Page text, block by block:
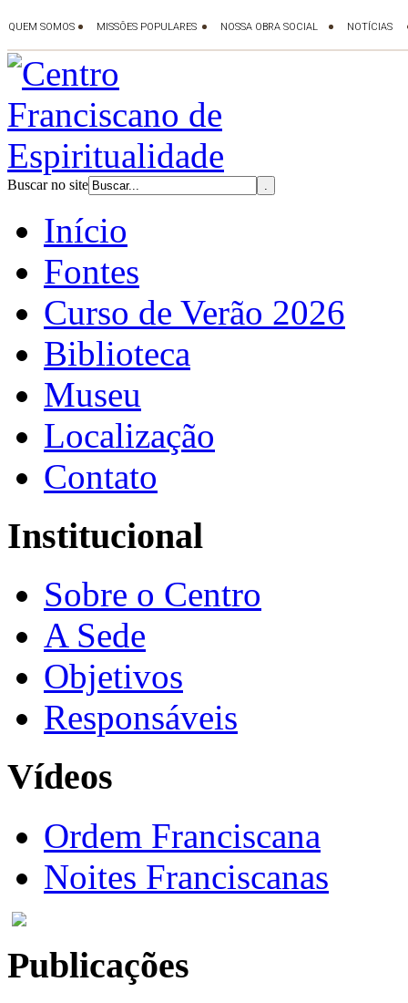
Buscar no site
Início
Fontes
Curso de Verão 2026
Biblioteca
Museu
Localização
Contato
Institucional
Sobre o Centro
A Sede
Objetivos
Responsáveis
Vídeos
Ordem Franciscana
Noites Franciscanas
Publicações